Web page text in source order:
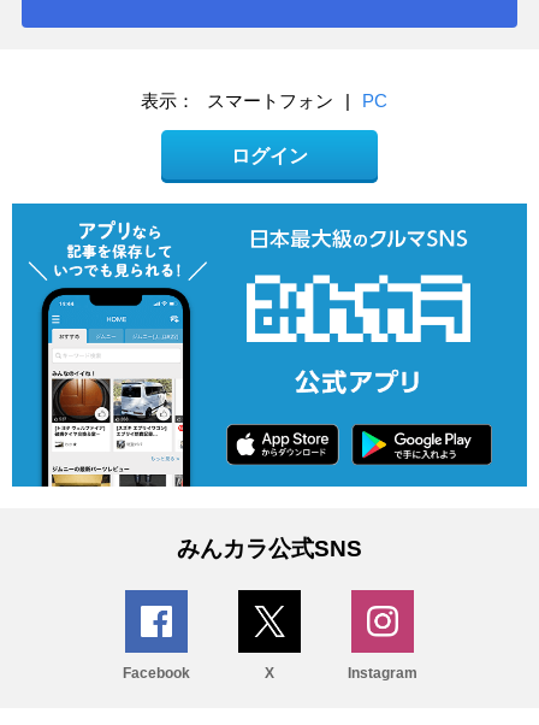
表示： スマートフォン | PC
ログイン
みんカラ公式SNS
Facebook X Instagram